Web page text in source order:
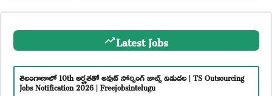
Latest Jobs
తెలంగాణాలో 10th అర్హతతో అవుట్ సోర్సింగ్ జాబ్స్ విడుదల | TS Outsourcing
Jobs Notification 2026 | Freejobsintelugu